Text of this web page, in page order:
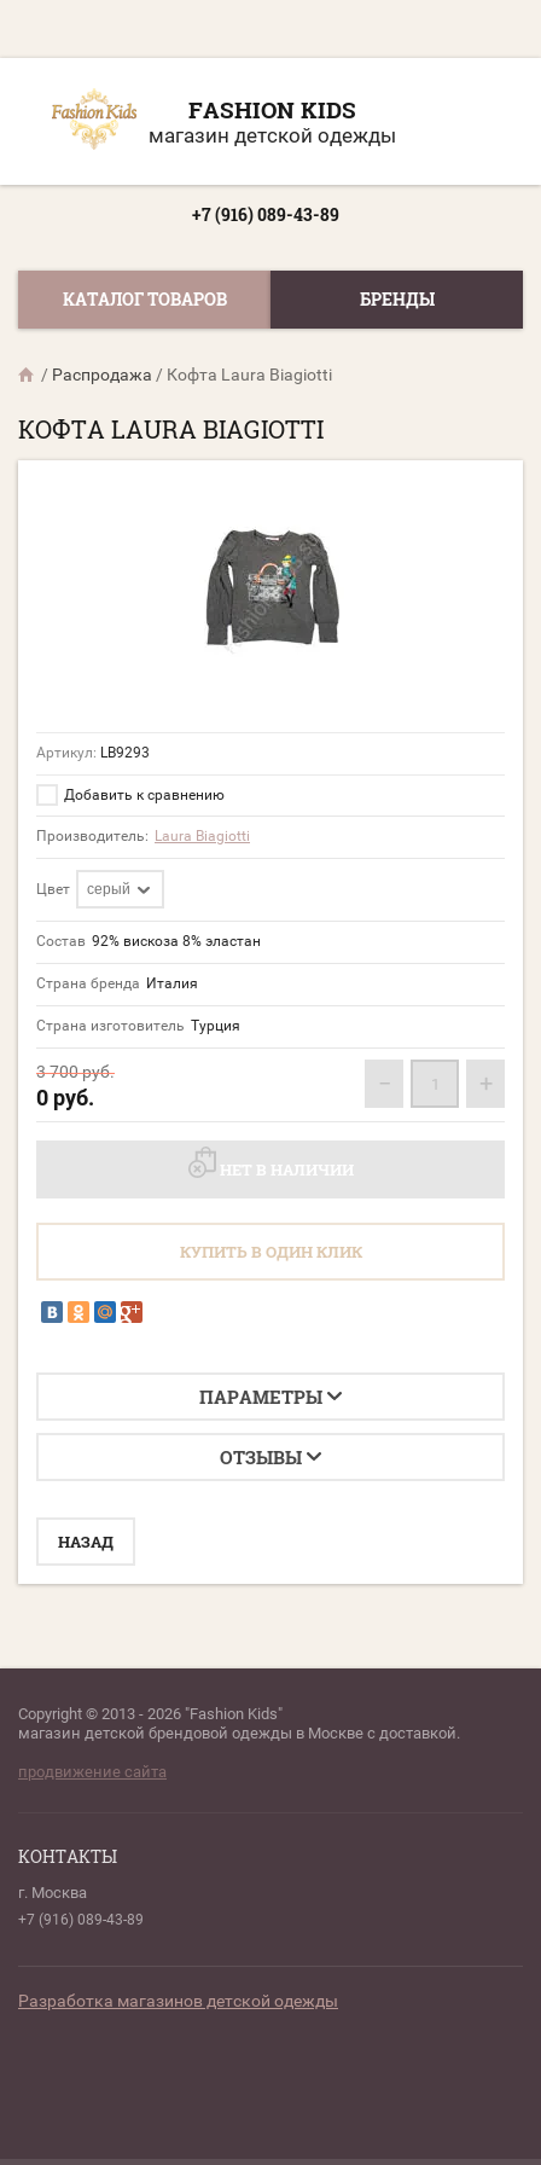
FASHION KIDS
магазин детской одежды
+7 (916) 089-43-89
КАТАЛОГ ТОВАРОВ БРЕНДЫ
/ Распродажа / Кофта Laura Biagiotti
КОФТА LAURA BIAGIOTTI
Артикул: LB9293
Добавить к сравнению
Производитель: Laura Biagiotti
Цвет серый
Состав 92% вискоза 8% эластан
Страна бренда Италия
Страна изготовитель Турция
3 700руб.
0 руб. − +
НЕТ В НАЛИЧИИ
КУПИТЬ В ОДИН КЛИК
ПАРАМЕТРЫ
ОТЗЫВЫ
НАЗАД
Copyright © 2013 - 2026 "Fashion Kids"
магазин детской брендовой одежды в Москве с доставкой.
продвижение сайта
КОНТАКТЫ
г. Москва
+7 (916) 089-43-89
Разработка магазинов детской одежды